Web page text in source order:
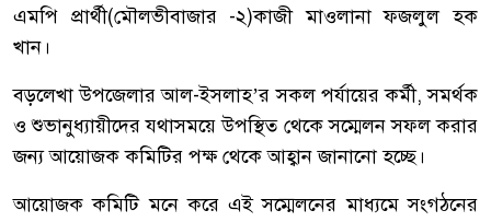
এমপি প্রার্থী(মৌলভীবাজার -২)কাজী মাওলানা ফজলুল হক
খান।
বড়লেখা উপজেলার আল-ইসলাহ’র সকল পর্যায়ের কর্মী, সমর্থক
ও শুভানুধ্যায়ীদের যথাসময়ে উপস্থিত থেকে সম্মেলন সফল করার
জন্য আয়োজক কমিটির পক্ষ থেকে আহ্বান জানানো হচ্ছে।
আয়োজক কমিটি মনে করে এই সম্মেলনের মাধ্যমে সংগঠনের